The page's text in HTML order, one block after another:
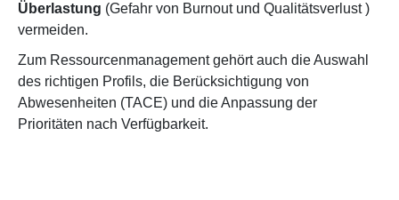
Überlastung (Gefahr von Burnout und Qualitätsverlust)
vermeiden.
Zum Ressourcenmanagement gehört auch die Auswahl
des richtigen Profils, die Berücksichtigung von
Abwesenheiten (TACE) und die Anpassung der
Prioritäten nach Verfügbarkeit.